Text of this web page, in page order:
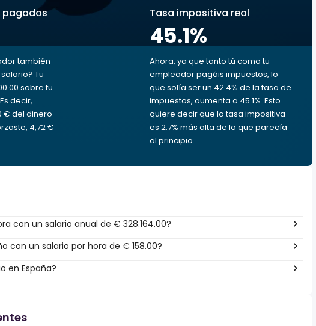
pagados
también
Tu
sobre tu
decir,
€ del dinero
4,72 €
Tasa impositiva real
45.1%
Ahora, ya que tanto tú como tu
empleador pagáis impuestos, lo
que solía ser un 42.4% de la tasa de
impuestos, aumenta a 45.1%. Esto
quiere decir que la tasa impositiva
es 2.7% más alta de lo que parecía
al principio.
con un salario anual de € 328.164.00?
con un salario por hora de € 158.00?
en España?